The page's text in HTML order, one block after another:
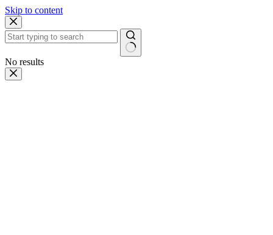
Skip to content
No results